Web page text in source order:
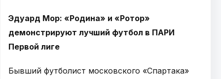
Эдуард Мор: «Родина» и «Ротор»
демонстрируют лучший футбол в ПАРИ
Первой лиге
Бывший футболист московского «Спартака»